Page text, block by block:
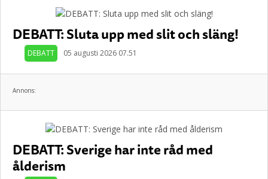
DEBATT: Sluta upp med slit och släng!
DEBATT 05 augusti 2026 07.51
Annons:
DEBATT: Sverige har inte råd med
ålderism